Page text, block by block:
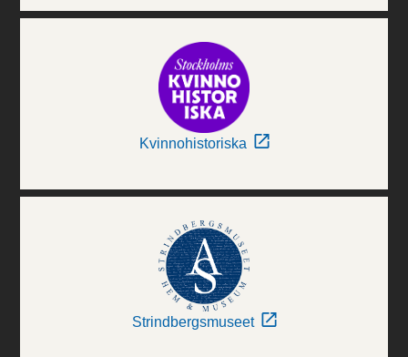
Kvinnohistoriska
Strindbergsmuseet